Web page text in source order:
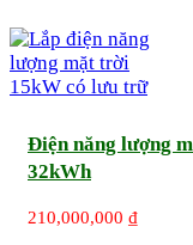
Điện năng lượng
32kWh
210,000,000 ₫